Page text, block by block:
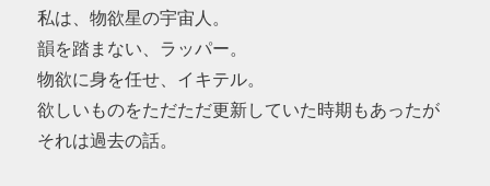
私は、物欲星の宇宙人。
韻を踏まない、ラッパー。
物欲に身を任せ、イキテル。
欲しいものをただただ更新していた時期もあったが
それは過去の話。